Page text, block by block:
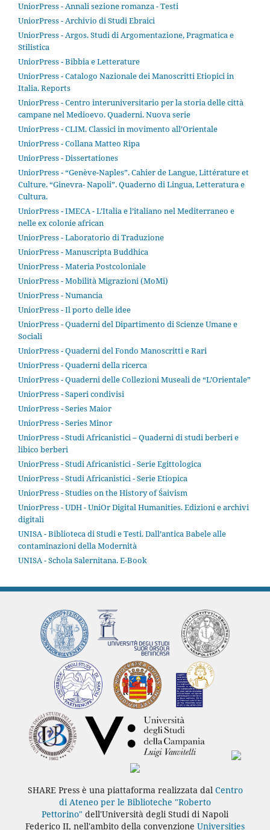
UniorPress - Annali sezione romanza - Testi
UniorPress - Archivio di Studi Ebraici
UniorPress - Argos. Studi di Argomentazione, Pragmatica e
Stilistica
UniorPress - Bibbia e Letterature
UniorPress - Catalogo Nazionale dei Manoscritti Etiopici in
Italia. Reports
UniorPress - Centro interuniversitario per la storia delle città
campane nel Medioevo. Quaderni. Nuova serie
UniorPress - CLIM. Classici in movimento all’Orientale
UniorPress - Collana Matteo Ripa
UniorPress - Dissertationes
UniorPress - “Genève-Naples”. Cahier de Langue, Littérature et
Culture. “Ginevra- Napoli”. Quaderno di Lingua, Letteratura e
Cultura.
UniorPress - IMECA - L’Italia e l’italiano nel Mediterraneo e
nelle ex colonie african
UniorPress - Laboratorio di Traduzione
UniorPress - Manuscripta Buddhica
UniorPress - Materia Postcoloniale
UniorPress - Mobilità Migrazioni (MoMi)
UniorPress - Numancia
UniorPress - Il porto delle idee
UniorPress - Quaderni del Dipartimento di Scienze Umane e
Sociali
UniorPress - Quaderni del Fondo Manoscritti e Rari
UniorPress - Quaderni della ricerca
UniorPress - Quaderni delle Collezioni Museali de “L’Orientale”
UniorPress - Saperi condivisi
UniorPress - Series Maior
UniorPress - Series Minor
UniorPress - Studi Africanistici – Quaderni di studi berberi e
libico berberi
UniorPress - Studi Africanistici - Serie Egittologica
UniorPress - Studi Africanistici - Serie Etiopica
UniorPress - Studies on the History of Śaivism
UniorPress - UDH - UniOr Digital Humanities. Edizioni e archivi
digitali
UNISA - Biblioteca di Studi e Testi. Dall’antica Babele alle
contaminazioni della Modernità
UNISA - Schola Salernitana. E-Book
SHARE Press è una piattaforma realizzata dal Centro
di Ateneo per le Biblioteche "Roberto
Pettorino" dell'Università degli Studi di Napoli
Federico II, nell'ambito della convenzione Universities